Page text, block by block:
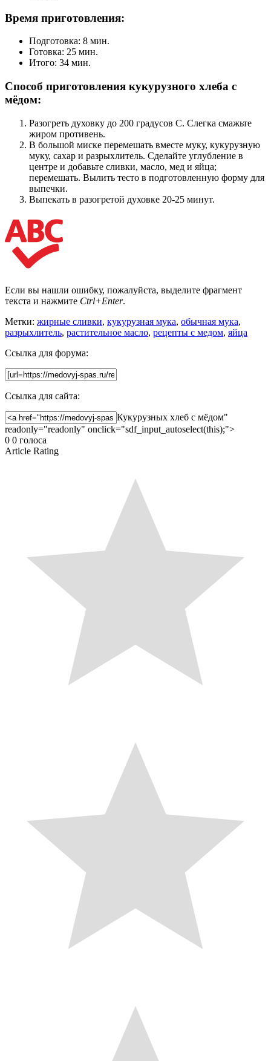
Время приготовления:
Подготовка: 8 мин.
Готовка: 25 мин.
Итого: 34 мин.
Способ приготовления кукурузного хлеба с
мёдом:
Разогреть духовку до 200 градусов С. Слегка смажьте
жиром противень.
В большой миске перемешать вместе муку, кукурузную
муку, сахар и разрыхлитель. Сделайте углубление в
центре и добавьте сливки, масло, мед и яйца;
перемешать. Вылить тесто в подготовленную форму для
выпечки.
Выпекать в разогретой духовке 20-25 минут.
Если вы нашли ошибку, пожалуйста, выделите фрагмент
текста и нажмите Ctrl+Enter.
Метки: жирные сливки, кукурузная мука, обычная мука,
разрыхлитель, растительное масло, рецепты с медом, яйца
Ссылка для форума:
Ссылка для сайта:
Кукурузных хлеб с мёдом"
readonly="readonly" onclick="sdf_input_autoselect(this);">
0 0 голоса
Article Rating